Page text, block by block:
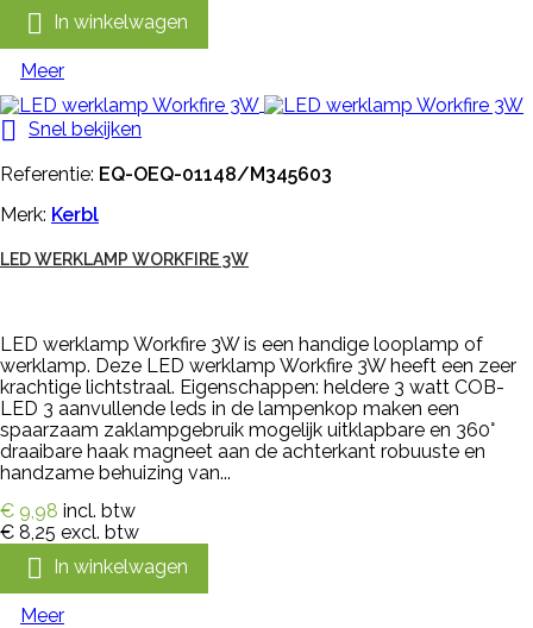
 In winkelwagen
Meer
 Snel bekijken
Referentie: EQ-OEQ-01148/M345603
Merk: Kerbl
LED WERKLAMP WORKFIRE 3W
LED werklamp Workfire 3W is een handige looplamp of
werklamp. Deze LED werklamp Workfire 3W heeft een zeer
krachtige lichtstraal. Eigenschappen: heldere 3 watt COB-
LED 3 aanvullende leds in de lampenkop maken een
spaarzaam zaklampgebruik mogelijk uitklapbare en 360°
draaibare haak magneet aan de achterkant robuuste en
handzame behuizing van...
€ 9,98 incl. btw
€ 8,25 excl. btw
 In winkelwagen
Meer